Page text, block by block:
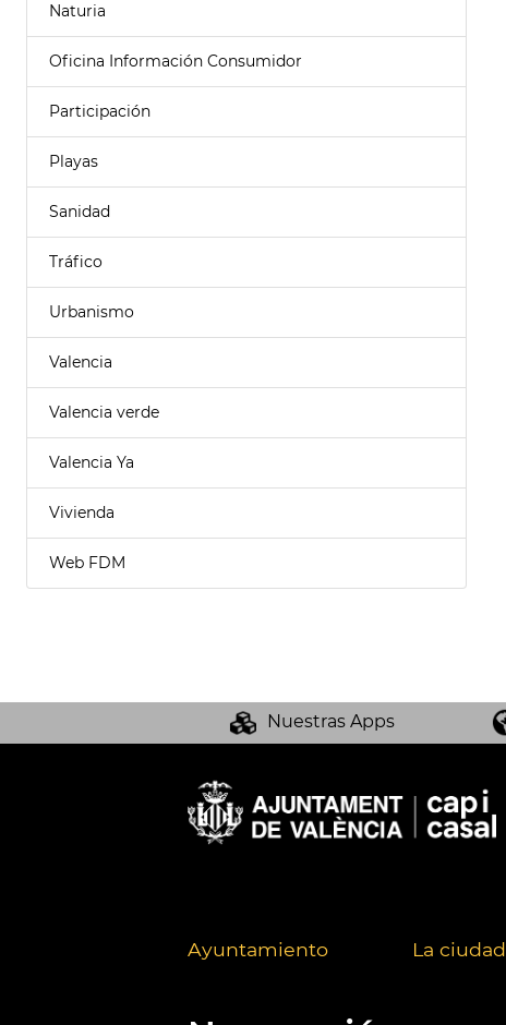
Naturia
Oficina Información Consumidor
Participación
Playas
Sanidad
Tráfico
Urbanismo
Valencia
Valencia verde
Valencia Ya
Vivienda
Web FDM
Nuestras Apps
Ayuntamiento La ciudad